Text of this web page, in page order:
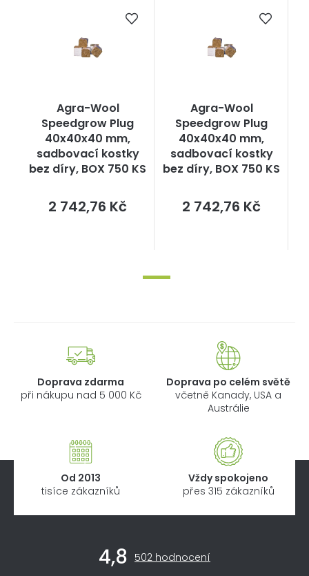
Agra-Wool
Speedgrow Plug
40x40x40 mm,
sadbovací kostky
bez díry, BOX 750 KS
2 742,76 Kčcena:
Agra-Wool
Speedgrow Plug
40x40x40 mm,
sadbovací kostky
bez díry, BOX 750 KS
2 742,76 Kčcena:
Doprava zdarma
při nákupu nad 5 000 Kč
Doprava po celém světě
včetně Kanady, USA a
Austrálie
Od 2013
tisíce zákazníků
Vždy spokojeno
přes 315 zákazníků
4,8
Průměrné
502 hodnocení